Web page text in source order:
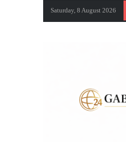
Saturday, 8 August 2026